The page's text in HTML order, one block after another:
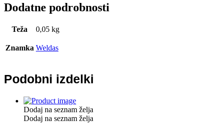
Dodatne podrobnosti
Teža 0,05 kg
Znamka Weldas
Podobni izdelki
Dodaj na seznam želja
Dodaj na seznam želja